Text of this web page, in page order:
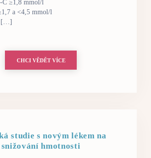
≥1,8 mmol/l
a <4,5 mmol/l
[…]
CHCI VĚDĚT VÍCE
studie s novým lékem na
snižování hmotnosti